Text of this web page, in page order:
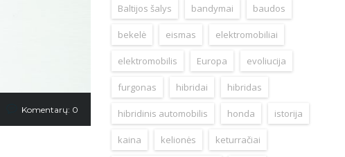
Komentarų: 0
Baltijos šalys bandymai baudos
bekelė eismas elektromobiliai
elektromobilis Europa evoliucija
furgonas hibridai hibridas
hibridinis automobilis honda istorija
kaina kelionės keturračiai